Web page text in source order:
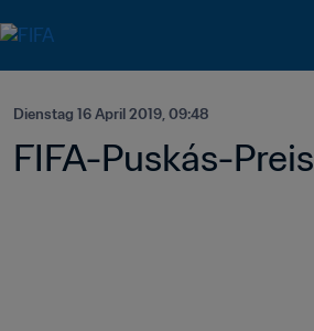
Dienstag 16 April 2019, 09:48
FIFA-Puskás-Preis